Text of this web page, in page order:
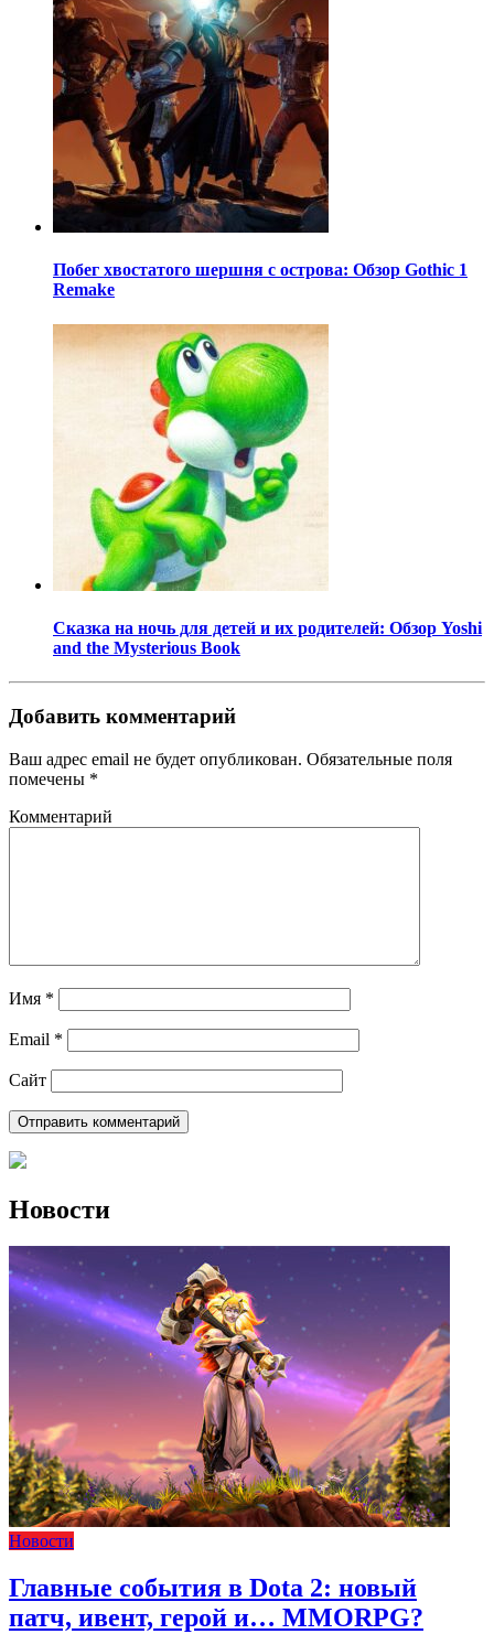
Побег хвостатого шершня с острова: Обзор Gothic 1
Remake
Сказка на ночь для детей и их родителей: Обзор Yoshi
and the Mysterious Book
Добавить комментарий
Ваш адрес email не будет опубликован. Обязательные поля
помечены *
Комментарий
Имя *
Email *
Сайт
Новости
Новости
Главные события в Dota 2: новый
патч, ивент, герой и… MMORPG?